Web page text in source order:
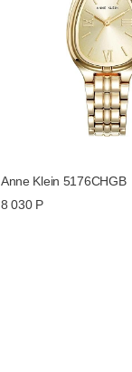
Anne Klein 5176CHGB
8 030 Р